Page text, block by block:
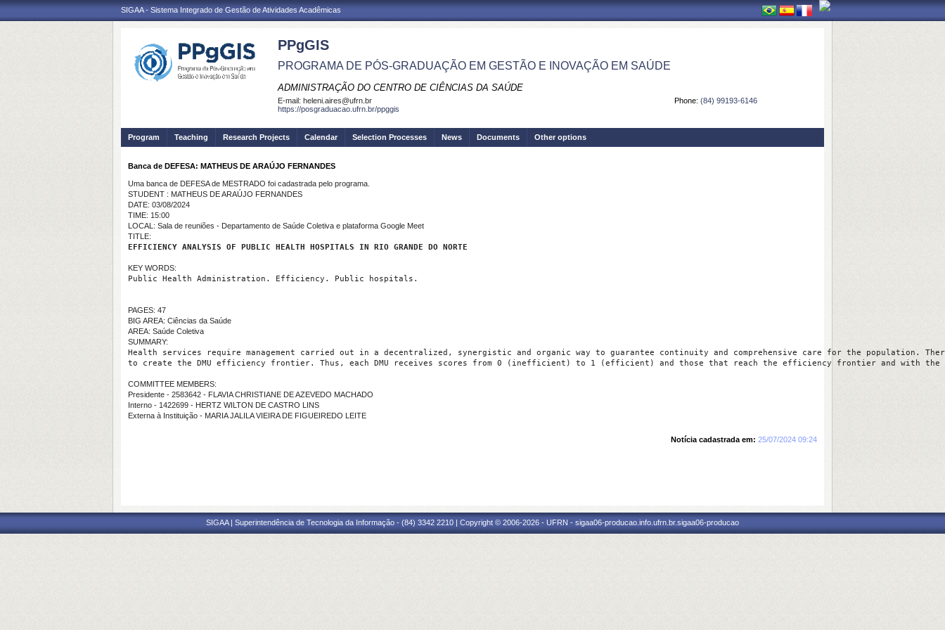
SIGAA - Sistema Integrado de Gestão de Atividades Acadêmicas
PPgGIS
PROGRAMA DE PÓS-GRADUAÇÃO EM GESTÃO E INOVAÇÃO EM SAÚDE
ADMINISTRAÇÃO DO CENTRO DE CIÊNCIAS DA SAÚDE
Phone: (84) 99193-6146
E-mail: heleni.aires@ufrn.br
https://posgraduacao.ufrn.br/ppggis
Program Teaching Research Projects Calendar Selection Processes News Documents Other options
Banca de DEFESA: MATHEUS DE ARAÚJO FERNANDES
Uma banca de DEFESA de MESTRADO foi cadastrada pelo programa.
STUDENT : MATHEUS DE ARAÚJO FERNANDES
DATE: 03/08/2024
TIME: 15:00
LOCAL: Sala de reuniões - Departamento de Saúde Coletiva e plataforma Google Meet
TITLE:
EFFICIENCY ANALYSIS OF PUBLIC HEALTH HOSPITALS IN RIO GRANDE DO NORTE
KEY WORDS:
Public Health Administration. Efficiency. Public hospitals.
PAGES: 47
BIG AREA: Ciências da Saúde
AREA: Saúde Coletiva
SUMMARY:
Health services require management carried out in a decentralized, synergistic and organic way to guarantee continuity and comprehensive care for the
to create the DMU efficiency frontier. Thus, each DMU receives scores from 0 (inefficient) to 1 (efficient) and those that reach the efficiency frontier and with
COMMITTEE MEMBERS:
Presidente - 2583642 - FLAVIA CHRISTIANE DE AZEVEDO MACHADO
Interno - 1422699 - HERTZ WILTON DE CASTRO LINS
Externa à Instituição - MARIA JALILA VIEIRA DE FIGUEIREDO LEITE
Notícia cadastrada em: 25/07/2024 09:24
SIGAA | Superintendência de Tecnologia da Informação - (84) 3342 2210 | Copyright © 2006-2026 - UFRN - sigaa06-producao.info.ufrn.br.sigaa06-producao